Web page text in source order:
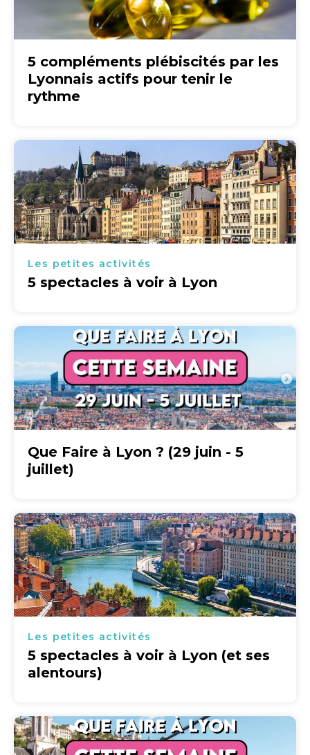
5 compléments plébiscités par les
Lyonnais actifs pour tenir le
rythme
Les petites activités
5 spectacles à voir à Lyon
Que Faire à Lyon ? (29 juin - 5
juillet)
Les petites activités
5 spectacles à voir à Lyon (et ses
alentours)